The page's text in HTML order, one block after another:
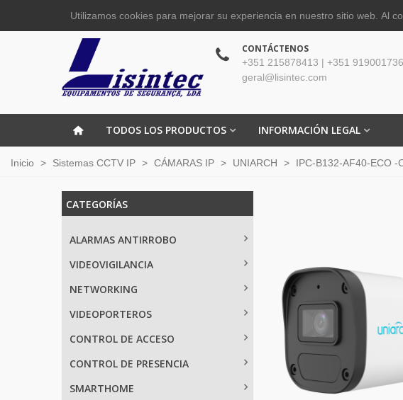
CONTÁCTENOS
+351 215878413 | +351 919001736
geral@lisintec.com
TODOS LOS PRODUCTOS INFORMACIÓN LEGAL
Inicio > Sistemas CCTV IP > CÁMARAS IP > UNIARCH > IPC-B132-AF40-ECO -
CATEGORÍAS
ALARMAS ANTIRROBO
VIDEOVIGILANCIA
NETWORKING
VIDEOPORTEROS
CONTROL DE ACCESO
CONTROL DE PRESENCIA
SMARTHOME
Utilizamos cookies para mejorar su experiencia en nuestro sitio web. Al